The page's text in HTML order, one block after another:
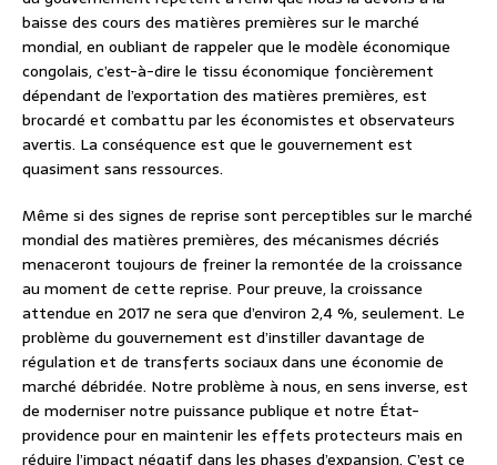
baisse des cours des matières premières sur le marché
mondial, en oubliant de rappeler que le modèle économique
congolais, c’est-à-dire le tissu économique foncièrement
dépendant de l’exportation des matières premières, est
brocardé et combattu par les économistes et observateurs
avertis. La conséquence est que le gouvernement est
quasiment sans ressources.
Même si des signes de reprise sont perceptibles sur le marché
mondial des matières premières, des mécanismes décriés
menaceront toujours de freiner la remontée de la croissance
au moment de cette reprise. Pour preuve, la croissance
attendue en 2017 ne sera que d’environ 2,4 %, seulement. Le
problème du gouvernement est d’instiller davantage de
régulation et de transferts sociaux dans une économie de
marché débridée. Notre problème à nous, en sens inverse, est
de moderniser notre puissance publique et notre État-
providence pour en maintenir les effets protecteurs mais en
réduire l’impact négatif dans les phases d’expansion. C’est ce